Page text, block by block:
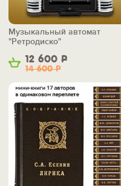
12 600 Р
14 600Р
Музыкальный автомат
"Ретродиско"